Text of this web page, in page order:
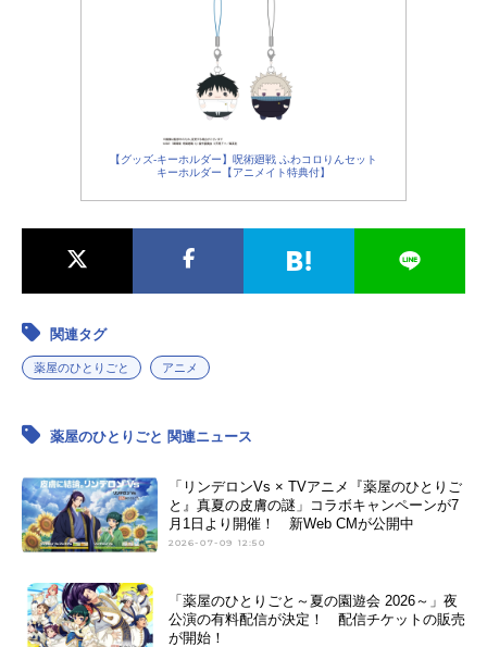
【グッズ-キーホルダー】呪術廻戦 ふわコロりんセット
キーホルダー【アニメイト特典付】
関連タグ
薬屋のひとりごと アニメ
薬屋のひとりごと 関連ニュース
「リンデロンVs × TVアニメ『薬屋のひとりご
と』真夏の皮膚の謎」コラボキャンペーンが7
月1日より開催！ 新Web CMが公開中
2026-07-09 12:50
「薬屋のひとりごと～夏の園遊会 2026～」夜
公演の有料配信が決定！ 配信チケットの販売
が開始！